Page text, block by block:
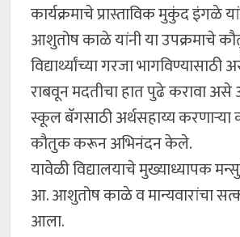
कार्यक्रमाचे प्रास्ताविक मुकुंद इंगळे
आशुतोष काळे यांनी या उपक्रमाचे
विद्यार्थ्यांच्या गरजा
राबवून मदतीचा हात पुढे करावा
स्कूल बॅगसाठी अर्थसहाय्य करणाऱ्या
कौतुक करून अभिनंदन केले.
यावेळी विद्यालयाचे मुख्याध्यापक
आ. आशुतोष काळे व मान्यवारांचा
आला.